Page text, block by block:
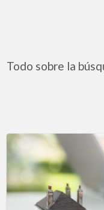
Todo sobre la